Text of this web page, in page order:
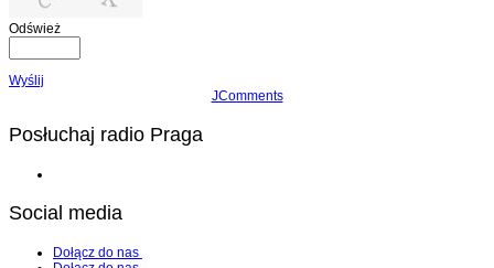
Odśwież
Wyślij
JComments
Posłuchaj radio Praga
Social media
Dołącz do nas